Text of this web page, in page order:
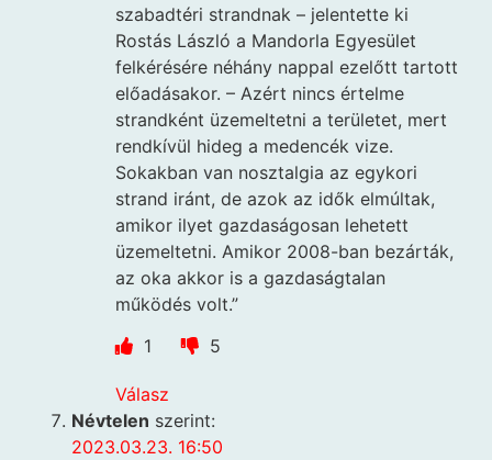
szabadtéri strandnak – jelentette ki
Rostás László a Mandorla Egyesület
felkérésére néhány nappal ezelőtt tartott
előadásakor. – Azért nincs értelme
strandként üzemeltetni a területet, mert
rendkívül hideg a medencék vize.
Sokakban van nosztalgia az egykori
strand iránt, de azok az idők elmúltak,
amikor ilyet gazdaságosan lehetett
üzemeltetni. Amikor 2008-ban bezárták,
az oka akkor is a gazdaságtalan
működés volt.”
1
5
Válasz
Névtelen szerint:
2023.03.23. 16:50